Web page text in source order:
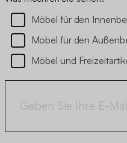
Möbel für den
Möbel für den
Möbel und